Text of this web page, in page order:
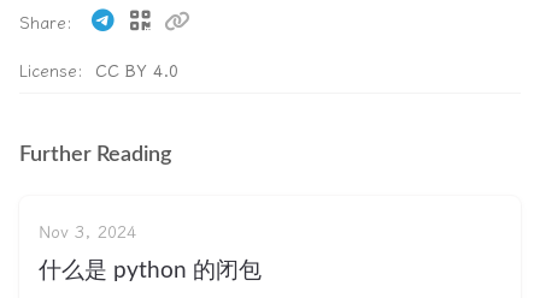
License: CC BY 4.0
Share
Further Reading
Nov 3, 2024
什么是 python 的闭包